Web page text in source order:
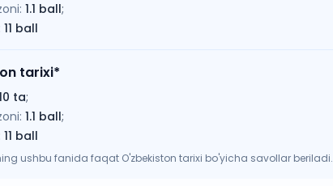
1.1 ball;
11 ball
tarixi*
ta;
1.1 ball;
11 ball
ushbu fanida faqat O'zbekiston tarixi bo'yicha savollar beriladi.